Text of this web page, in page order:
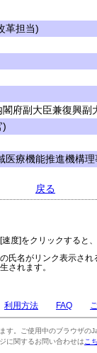
革担当)
府副大臣兼復興副
)
療機能推進機構理
戻る
度]をクリックすると
氏名がリンク表示さ
されます。
利用方法 FAQ
す。ご使用中のブラウザの
に関するお問い合わせは こ